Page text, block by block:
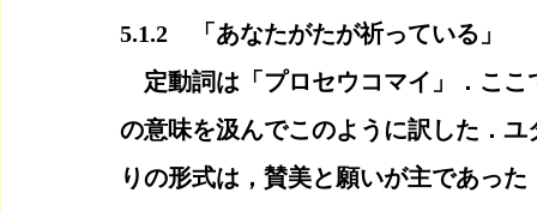
5.1.2　「あなたがたが祈っている」
定動詞は「プロセウコマイ」．ここ
の意味を汲んでこのように訳した．
りの形式は，賛美と願いが主であっ